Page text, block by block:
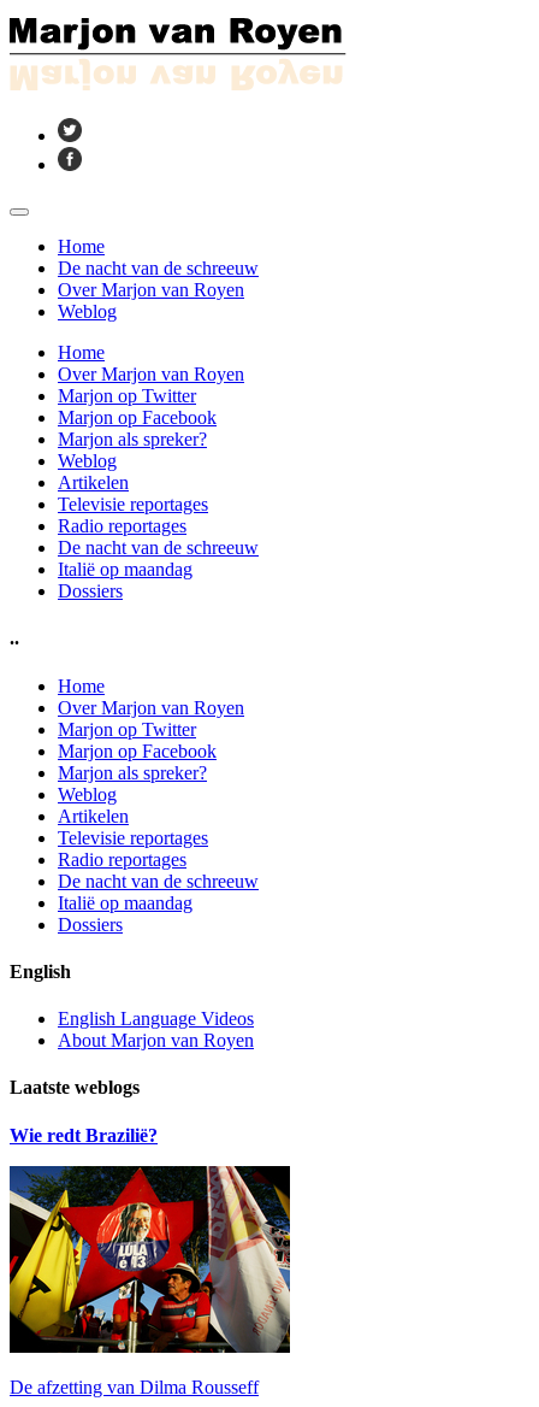
Home
De nacht van de schreeuw
Over Marjon van Royen
Weblog
Home
Over Marjon van Royen
Marjon op Twitter
Marjon op Facebook
Marjon als spreker?
Weblog
Artikelen
Televisie reportages
Radio reportages
De nacht van de schreeuw
Italië op maandag
Dossiers
..
Home
Over Marjon van Royen
Marjon op Twitter
Marjon op Facebook
Marjon als spreker?
Weblog
Artikelen
Televisie reportages
Radio reportages
De nacht van de schreeuw
Italië op maandag
Dossiers
English
English Language Videos
About Marjon van Royen
Laatste weblogs
Wie redt Brazilië?
De afzetting van Dilma Rousseff